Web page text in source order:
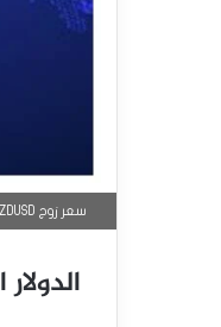
سعر زوج NZDUSD في نطاق ضيق – توقعات اليوم - 18-10-2024.
الدولار